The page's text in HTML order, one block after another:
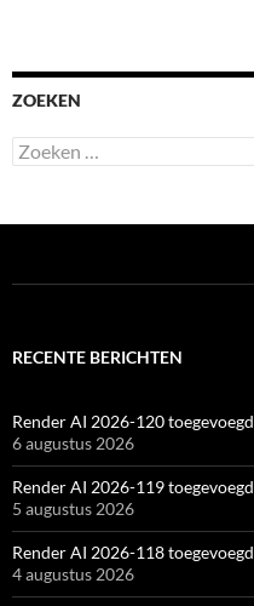
ZOEKEN
Zoeken
naar:
RECENTE BERICHTEN
Render AI 2026-120 toegevoegd
6 augustus 2026
Render AI 2026-119 toegevoegd
5 augustus 2026
Render AI 2026-118 toegevoegd
4 augustus 2026